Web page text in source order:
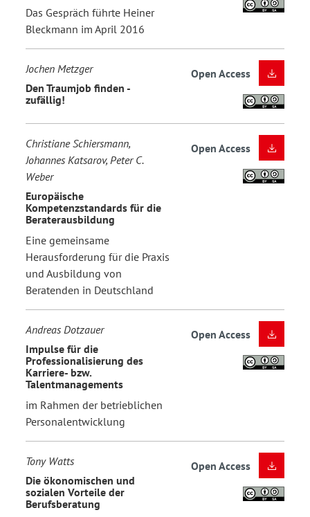
Das Gespräch führte Heiner
Bleckmann im April 2016
Jochen Metzger
Den Traumjob finden -
zufällig!
Open Access
Christiane Schiersmann,
Johannes Katsarov, Peter C.
Weber
Europäische
Kompetenzstandards für die
Beraterausbildung
Eine gemeinsame
Herausforderung für die Praxis
und Ausbildung von
Beratenden in Deutschland
Open Access
Andreas Dotzauer
Impulse für die
Professionalisierung des
Karriere- bzw.
Talentmanagements
im Rahmen der betrieblichen
Personalentwicklung
Open Access
Tony Watts
Die ökonomischen und
sozialen Vorteile der
Berufsberatung
Open Access